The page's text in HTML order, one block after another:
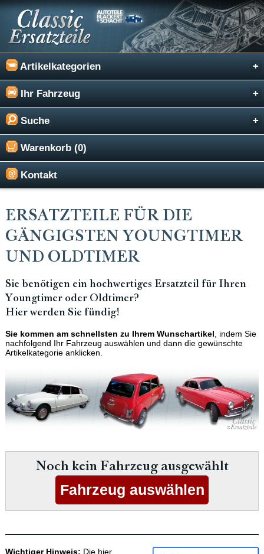
Artikelkategorien
Ihr Fahrzeug
Suche
Warenkorb (0)
Kontakt
ERSATZTEILE FÜR DIE
GÄNGIGSTEN YOUNGTIMER
UND OLDTIMER
Sie benötigen ein hochwertiges Ersatzteil für Ihren
Youngtimer oder Oldtimer?
Hier werden Sie fündig!
Sie kommen am schnellsten zu Ihrem Wunschartikel , indem Sie
nachfolgend Ihr Fahrzeug auswählen und dann die gewünschte
Artikelkategorie anklicken.
Noch kein Fahrzeug ausgewählt
Wichtiger Hinweis: Die hier